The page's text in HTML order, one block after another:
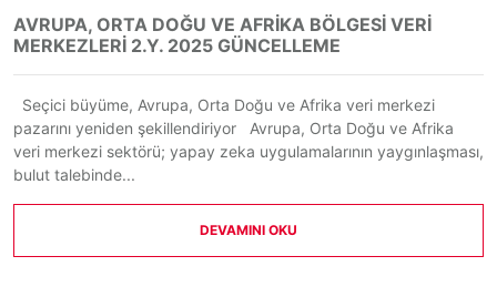
AVRUPA, ORTA DOĞU VE AFRİKA BÖLGESİ VERİ
MERKEZLERİ 2.Y. 2025 GÜNCELLEME
Seçici büyüme, Avrupa, Orta Doğu ve Afrika veri merkezi
pazarını yeniden şekillendiriyor Avrupa, Orta Doğu ve Afrika
veri merkezi sektörü; yapay zeka uygulamalarının yaygınlaşması,
bulut talebinde...
DEVAMINI OKU